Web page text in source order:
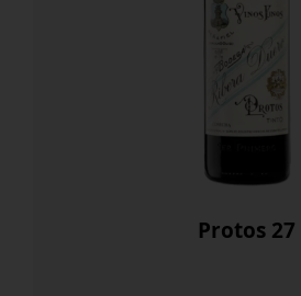
Protos 27